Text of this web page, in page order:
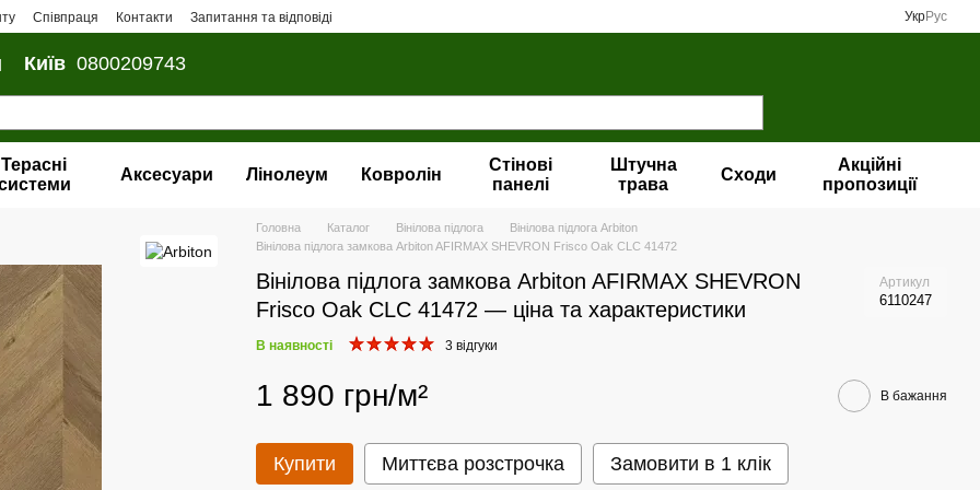
Співпраця Контакти Запитання та відповіді УкрРус
Київ 0800209743
Терасні
Аксесуари Лінолеум Ковролін
Стінові
панелі
Штучна
трава
Сходи
Акційні
пропозиції
Головна Каталог Вінілова пiдлога
Вінілова пiдлога Arbiton
Вінілова підлога замкова Arbiton AFIRMAX SHEVRON Frisco Oak CLC 41472
Вінілова підлога замкова Arbiton AFIRMAX SHEVRON
Frisco Oak CLC 41472 — ціна та характеристики
Артикул
6110247
В наявності 3 відгуки
1 890 грн/м² В бажання
Купити Миттєва розстрочка Замовити в 1 клік